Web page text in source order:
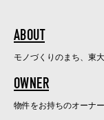
ABOUT
モノづくりのまち、東
OWNER
物件をお持ちのオーナ